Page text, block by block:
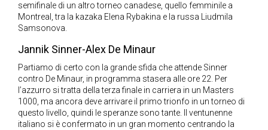
semifinale di un altro torneo canadese, quello femminile a
Montreal, tra la kazaka Elena Rybakina e la russa Liudmila
Samsonova.
Jannik Sinner-Alex De Minaur
Partiamo di certo con la grande sfida che attende Sinner
contro De Minaur, in programma stasera alle ore 22. Per
l’azzurro si tratta della terza finale in carriera in un Masters
1000, ma ancora deve arrivare il primo trionfo in un torneo di
questo livello, quindi le speranze sono tante. Il ventunenne
italiano si è confermato in un gran momento centrando la